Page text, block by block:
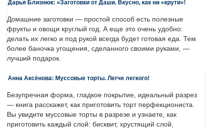
Дарья Близнюк: «Заготовки от Даши. Вкусно, как ни «крути»!
Домашние заготовки — простой способ есть полезные
фрукты и овощи круглый год. А еще это очень удобно:
делать их легко и под рукой всегда будет готовая еда. Тем
более баночка угощения, сделанного своими руками, —
лучший подарок.
Анна Аксёнова: Муссовые торты. Легче легкого!
Безупречная форма, гладкое покрытие, идеальный разрез
— книга расскажет, как приготовить торт перфекциониста.
Вы увидите муссовые торты в разрезе и узнаете, как
приготовить каждый слой: бисквит, хрустящий слой,